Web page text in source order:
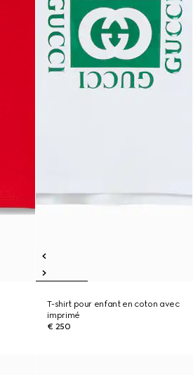
T-shirt pour enfant en coton avec
imprimé
€ 250